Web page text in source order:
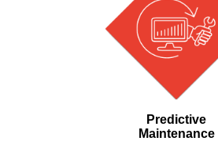
Predictive
Maintenance